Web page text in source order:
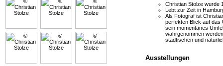
Christian Stolze wurde
Lebt zur Zeit in
Als Fotograf ist
perfekten Blick auf das
sein momentanes
wahrgenommen
städtischen und
Ausstellungen